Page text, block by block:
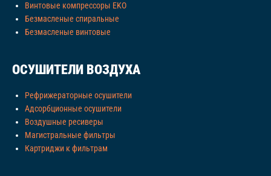
Винтовые компрессоры EKO
Безмасленые спиральные
Безмасленые винтовые
ОСУШИТЕЛИ ВОЗДУХА
Рефрижераторные осушители
Адсорбционные осушители
Воздушные ресиверы
Магистральные фильтры
Картриджи к фильтрам